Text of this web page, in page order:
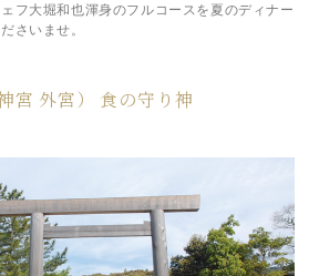
フ大堀和也渾身のフルコースを夏のディナー
さいませ。
宮 外宮） 食の守り神